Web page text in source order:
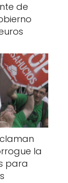
de
la
para